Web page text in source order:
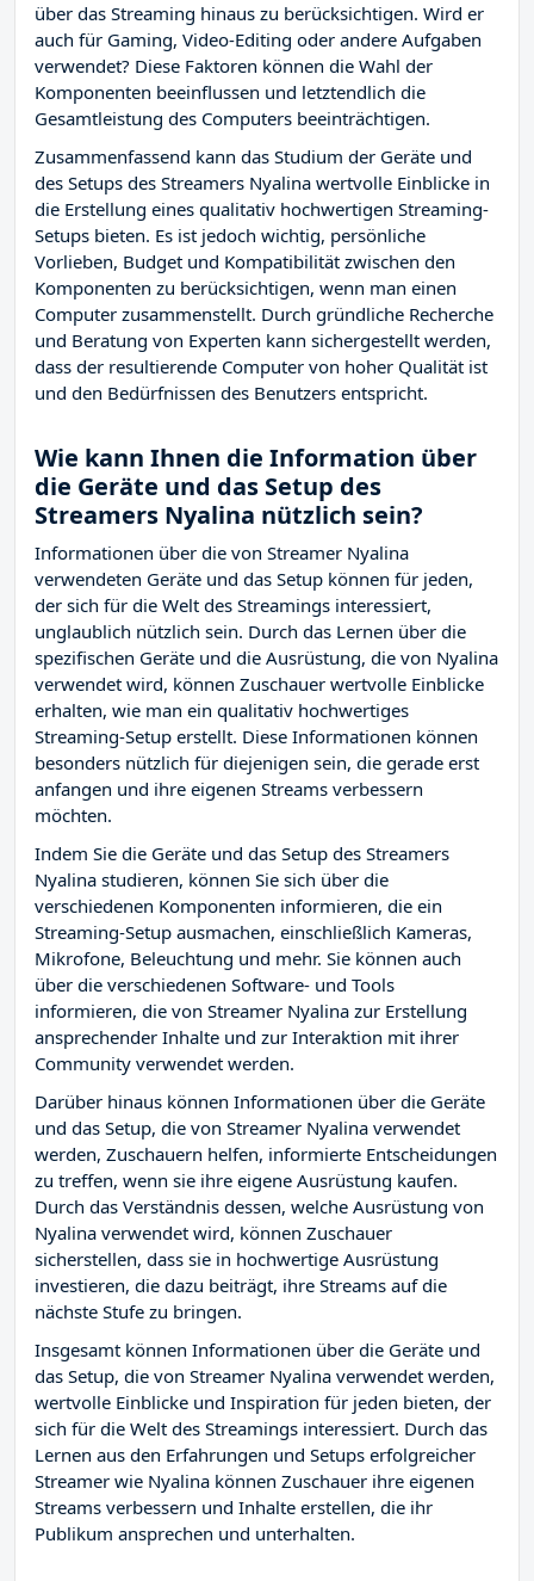
über das Streaming hinaus zu berücksichtigen. Wird er
auch für Gaming, Video-Editing oder andere Aufgaben
verwendet? Diese Faktoren können die Wahl der
Komponenten beeinflussen und letztendlich die
Gesamtleistung des Computers beeinträchtigen.
Zusammenfassend kann das Studium der Geräte und
des Setups des Streamers Nyalina wertvolle Einblicke in
die Erstellung eines qualitativ hochwertigen Streaming-
Setups bieten. Es ist jedoch wichtig, persönliche
Vorlieben, Budget und Kompatibilität zwischen den
Komponenten zu berücksichtigen, wenn man einen
Computer zusammenstellt. Durch gründliche Recherche
und Beratung von Experten kann sichergestellt werden,
dass der resultierende Computer von hoher Qualität ist
und den Bedürfnissen des Benutzers entspricht.
Wie kann Ihnen die Information über
die Geräte und das Setup des
Streamers Nyalina nützlich sein?
Informationen über die von Streamer Nyalina
verwendeten Geräte und das Setup können für jeden,
der sich für die Welt des Streamings interessiert,
unglaublich nützlich sein. Durch das Lernen über die
spezifischen Geräte und die Ausrüstung, die von Nyalina
verwendet wird, können Zuschauer wertvolle Einblicke
erhalten, wie man ein qualitativ hochwertiges
Streaming-Setup erstellt. Diese Informationen können
besonders nützlich für diejenigen sein, die gerade erst
anfangen und ihre eigenen Streams verbessern
möchten.
Indem Sie die Geräte und das Setup des Streamers
Nyalina studieren, können Sie sich über die
verschiedenen Komponenten informieren, die ein
Streaming-Setup ausmachen, einschließlich Kameras,
Mikrofone, Beleuchtung und mehr. Sie können auch
über die verschiedenen Software- und Tools
informieren, die von Streamer Nyalina zur Erstellung
ansprechender Inhalte und zur Interaktion mit ihrer
Community verwendet werden.
Darüber hinaus können Informationen über die Geräte
und das Setup, die von Streamer Nyalina verwendet
werden, Zuschauern helfen, informierte Entscheidungen
zu treffen, wenn sie ihre eigene Ausrüstung kaufen.
Durch das Verständnis dessen, welche Ausrüstung von
Nyalina verwendet wird, können Zuschauer
sicherstellen, dass sie in hochwertige Ausrüstung
investieren, die dazu beiträgt, ihre Streams auf die
nächste Stufe zu bringen.
Insgesamt können Informationen über die Geräte und
das Setup, die von Streamer Nyalina verwendet werden,
wertvolle Einblicke und Inspiration für jeden bieten, der
sich für die Welt des Streamings interessiert. Durch das
Lernen aus den Erfahrungen und Setups erfolgreicher
Streamer wie Nyalina können Zuschauer ihre eigenen
Streams verbessern und Inhalte erstellen, die ihr
Publikum ansprechen und unterhalten.